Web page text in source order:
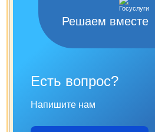
Решаем вместе
Есть вопрос?
Напишите нам